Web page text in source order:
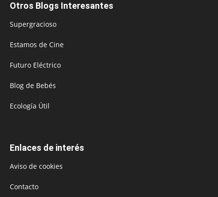
Otros Blogs Interesantes
Supergracioso
Estamos de Cine
Futuro Eléctrico
Blog de Bebés
Ecología Útil
Enlaces de interés
Aviso de cookies
Contacto